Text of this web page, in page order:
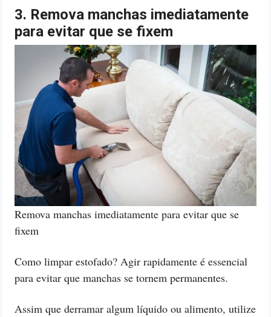
3. Remova manchas imediatamente
para evitar que se fixem
Remova manchas imediatamente para evitar que se
fixem
Como limpar estofado? Agir rapidamente é essencial
para evitar que manchas se tornem permanentes.
Assim que derramar algum líquido ou alimento, utilize